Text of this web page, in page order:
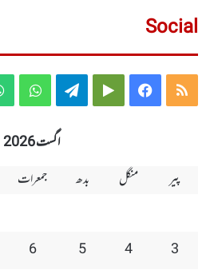
Social
RSS
Facebook
Google
Telegram
اگست 2026
پیر
منگل بدھ جمعرات
3
4
5
6